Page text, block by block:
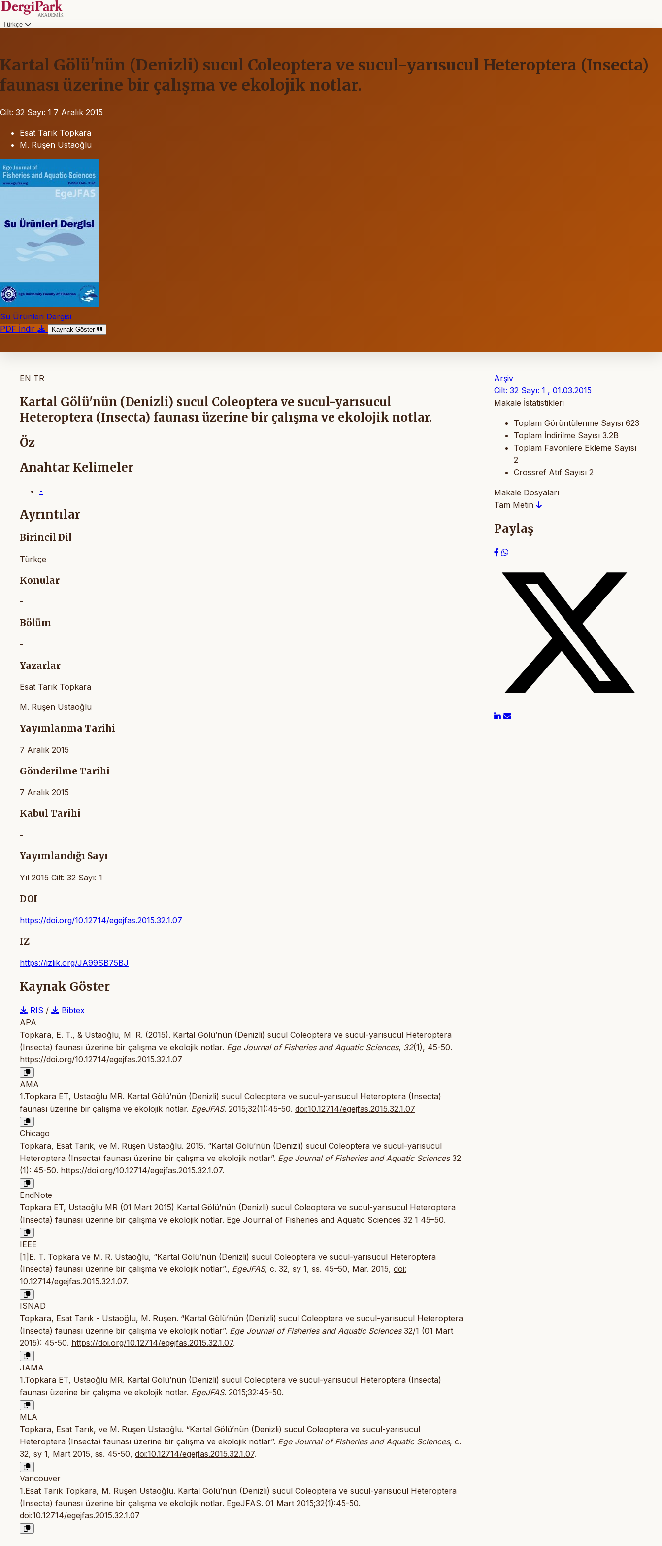
Türkçe
Kartal Gölü'nün (Denizli) sucul Coleoptera ve sucul-yarısucul Heteroptera (Insecta)
faunası üzerine bir çalışma ve ekolojik notlar.
Cilt: 32 Sayı: 1 7 Aralık 2015
Esat Tarık Topkara
M. Ruşen Ustaoğlu
Su Ürünleri Dergisi
PDF İndir
Kaynak Göster
EN TR
Kartal Gölü'nün (Denizli) sucul Coleoptera ve sucul-yarısucul
Heteroptera (Insecta) faunası üzerine bir çalışma ve ekolojik notlar.
Öz
Anahtar Kelimeler
-
Ayrıntılar
Birincil Dil
Türkçe
Konular
-
Bölüm
-
Yazarlar
Esat Tarık Topkara
M. Ruşen Ustaoğlu
Yayımlanma Tarihi
7 Aralık 2015
Gönderilme Tarihi
7 Aralık 2015
Kabul Tarihi
-
Yayımlandığı Sayı
Yıl 2015 Cilt: 32 Sayı: 1
DOI
https://doi.org/10.12714/egejfas.2015.32.1.07
IZ
https://izlik.org/JA99SB75BJ
Kaynak Göster
RIS /
Bibtex
APA
Topkara, E. T., & Ustaoğlu, M. R. (2015). Kartal Gölü’nün (Denizli) sucul Coleoptera ve sucul-yarısucul Heteroptera
(Insecta) faunası üzerine bir çalışma ve ekolojik notlar. Ege Journal of Fisheries and Aquatic Sciences, 32(1), 45-50.
https://doi.org/10.12714/egejfas.2015.32.1.07
AMA
1.Topkara ET, Ustaoğlu MR. Kartal Gölü’nün (Denizli) sucul Coleoptera ve sucul-yarısucul Heteroptera (Insecta)
faunası üzerine bir çalışma ve ekolojik notlar. EgeJFAS. 2015;32(1):45-50. doi:10.12714/egejfas.2015.32.1.07
Chicago
Topkara, Esat Tarık, ve M. Ruşen Ustaoğlu. 2015. “Kartal Gölü’nün (Denizli) sucul Coleoptera ve sucul-yarısucul
Heteroptera (Insecta) faunası üzerine bir çalışma ve ekolojik notlar”. Ege Journal of Fisheries and Aquatic Sciences32
(1): 45-50. https://doi.org/10.12714/egejfas.2015.32.1.07.
EndNote
Topkara ET, Ustaoğlu MR (01 Mart 2015) Kartal Gölü’nün (Denizli) sucul Coleoptera ve sucul-yarısucul Heteroptera
(Insecta) faunası üzerine bir çalışma ve ekolojik notlar. Ege Journal of Fisheries and Aquatic Sciences 32 1 45–50.
IEEE
[1]E. T. Topkara ve M. R. Ustaoğlu, “Kartal Gölü’nün (Denizli) sucul Coleoptera ve sucul-yarısucul Heteroptera
(Insecta) faunası üzerine bir çalışma ve ekolojik notlar”., EgeJFAS, c. 32, sy 1, ss. 45–50, Mar. 2015, doi:
10.12714/egejfas.2015.32.1.07.
ISNAD
Topkara, Esat Tarık - Ustaoğlu, M. Ruşen. “Kartal Gölü’nün (Denizli) sucul Coleoptera ve sucul-yarısucul Heteroptera
(Insecta) faunası üzerine bir çalışma ve ekolojik notlar”. Ege Journal of Fisheries and Aquatic Sciences32/1 (01 Mart
2015): 45-50. https://doi.org/10.12714/egejfas.2015.32.1.07.
JAMA
1.Topkara ET, Ustaoğlu MR. Kartal Gölü’nün (Denizli) sucul Coleoptera ve sucul-yarısucul Heteroptera (Insecta)
faunası üzerine bir çalışma ve ekolojik notlar. EgeJFAS. 2015;32:45–50.
MLA
Topkara, Esat Tarık, ve M. Ruşen Ustaoğlu. “Kartal Gölü’nün (Denizli) sucul Coleoptera ve sucul-yarısucul
Heteroptera (Insecta) faunası üzerine bir çalışma ve ekolojik notlar”. Ege Journal of Fisheries and Aquatic Sciences, c.
32, sy 1, Mart 2015, ss. 45-50, doi:10.12714/egejfas.2015.32.1.07.
Vancouver
1.Esat Tarık Topkara, M. Ruşen Ustaoğlu. Kartal Gölü’nün (Denizli) sucul Coleoptera ve sucul-yarısucul Heteroptera
(Insecta) faunası üzerine bir çalışma ve ekolojik notlar. EgeJFAS. 01 Mart 2015;32(1):45-50.
doi:10.12714/egejfas.2015.32.1.07
Arşiv
Cilt: 32 Sayı: 1 , 01.03.2015
Makale İstatistikleri
Toplam Görüntülenme Sayısı 623
Toplam İndirilme Sayısı 3.2B
Toplam Favorilere Ekleme Sayısı
2
Crossref Atıf Sayısı 2
Makale Dosyaları
Tam Metin
Paylaş